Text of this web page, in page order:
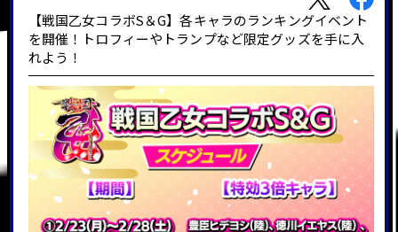
【戦国乙女コラボS＆G】各キャラのランキングイベント
を開催！トロフィーやトランプなど限定グッズを手に入
れよう！